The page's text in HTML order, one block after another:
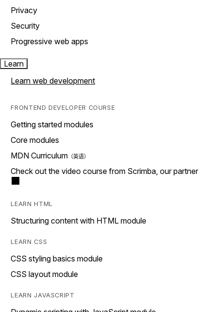
Privacy
Security
Progressive web apps
Learn
Learn web development
FRONTEND DEVELOPER COURSE
Getting started modules
Core modules
MDN Curriculum
Check out the video course from Scrimba, our partner
LEARN HTML
Structuring content with HTML module
LEARN CSS
CSS styling basics module
CSS layout module
LEARN JAVASCRIPT